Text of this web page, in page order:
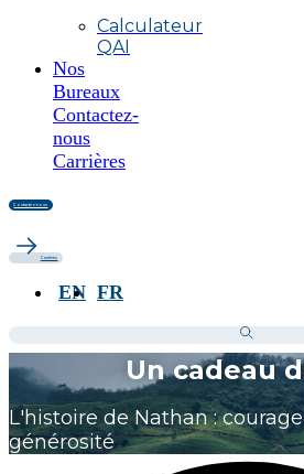
Calculateur
QAI
Nos
Bureaux
Contactez-
nous
Carrières
Contactez-nous
Carrières
EN FR
Un cadeau
L'histoire de Nathan :
générosité